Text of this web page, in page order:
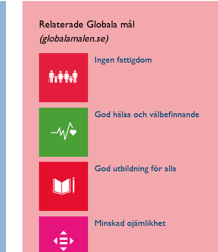
Relaterade Globala mål
(globalamalen.se)
Ingen fattigdom
God hälsa och välbefinnande
God utbildning för alla
Minskad ojämlikhet